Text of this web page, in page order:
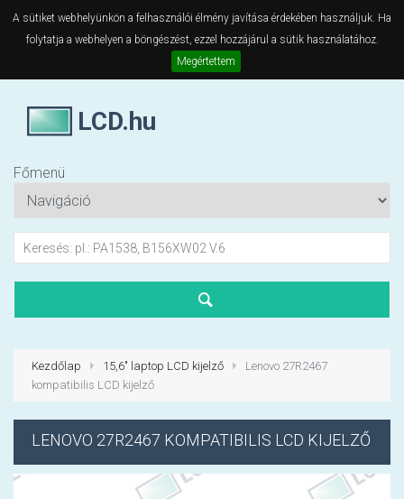
A sütiket webhelyünkön a felhasználói élmény javítása érdekében használjuk. Ha
folytatja a webhelyen a böngészést, ezzel hozzájárul a sütik használatához.
Megértettem
LCD.hu
Főmenü
Kezdőlap 15,6" laptop LCD kijelző
Lenovo 27R2467
kompatibilis LCD kijelző
LENOVO 27R2467 KOMPATIBILIS LCD KIJELZŐ